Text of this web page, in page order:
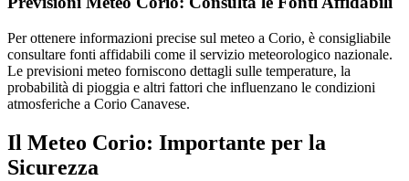
Per ottenere informazioni precise sul meteo a Corio, è consigliabile
consultare fonti affidabili come il servizio meteorologico nazionale.
Le previsioni meteo forniscono dettagli sulle temperature, la
probabilità di pioggia e altri fattori che influenzano le condizioni
atmosferiche a Corio Canavese.
Il Meteo Corio: Importante per la
Sicurezza